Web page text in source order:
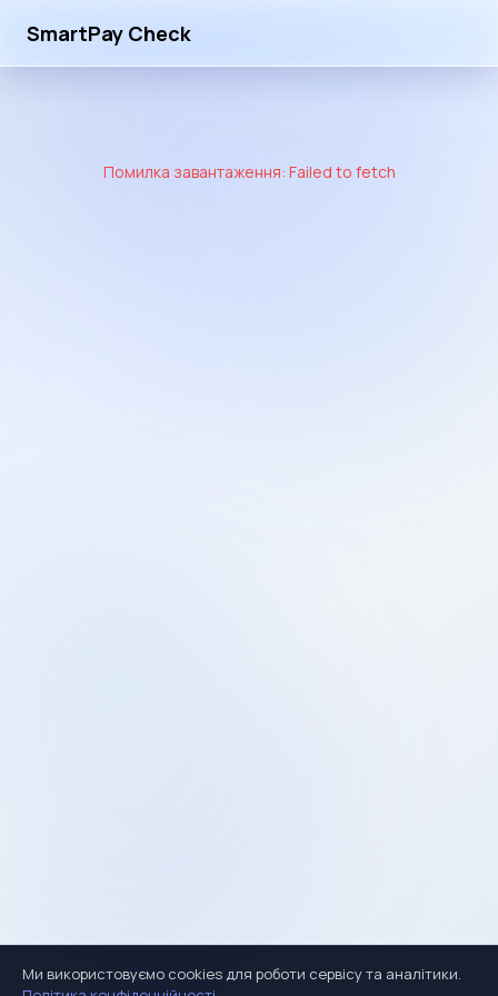
SmartPay Check
Помилка завантаження: Failed to fetch
Ми використовуємо cookies для роботи сервісу та аналітики.